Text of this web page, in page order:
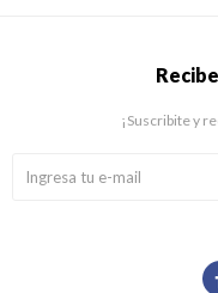
¡Suscribite y